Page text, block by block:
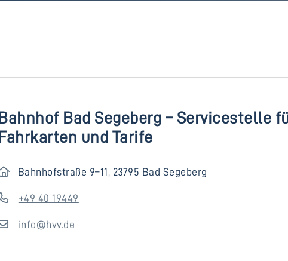
Bahnhof Bad Segeberg – Servicestelle
Fahrkarten und Tarife
Bahnhofstraße 9–11, 23795 Bad Segeberg
+49 40 19449
info@hvv.de